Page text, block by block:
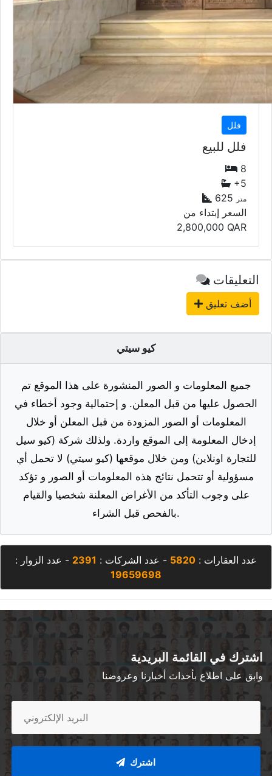
فلل
فلل للبيع
8
+5
625 متر
السعر إبتداء من
2,800,000 QAR
التعليقات
أضف تعليق
كيو سيتي
جميع المعلومات و الصور المنشورة على هذا الموقع تم
الحصول عليها من قبل المعلن. و إحتمالية وجود أخطاء في
المعلومات أو الصور المزودة من قبل المعلن أو خلال
إدخال المعلومة إلى الموقع واردة. ولذلك شركة (كيو سيل
للتجارة اونلاين) ومن خلال موقعها (كيو سيتي) لا تحمل أي
مسؤولية أو تتحمل نتائج هذه المعلومات أو الصور و تؤكد
على وجوب التأكد من الأغراض المعلنة شخصيا والقيام
بالفحص قبل الشراء.
عدد العقارات : 5820 - عدد الشركات : 2391 - عدد الزوار :
19659698
اشترك في القائمة البريدية
وابق على اطلاع بأحداث أخبارنا وعروضنا
اشترك